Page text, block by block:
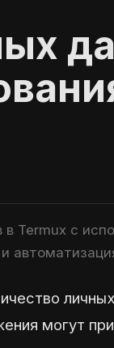
Termux с
могут